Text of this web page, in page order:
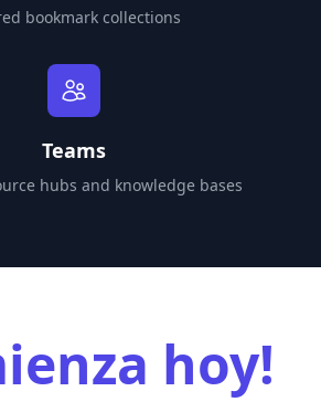
bookmark collections
Teams
hubs and knowledge bases
hoy!